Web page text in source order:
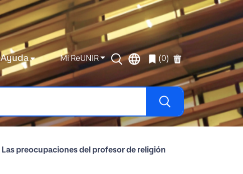
Ayuda Mi ReUNIR (0)
Las preocupaciones del profesor de religión